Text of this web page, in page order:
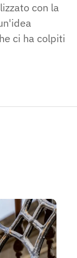
con la
ci ha colpiti